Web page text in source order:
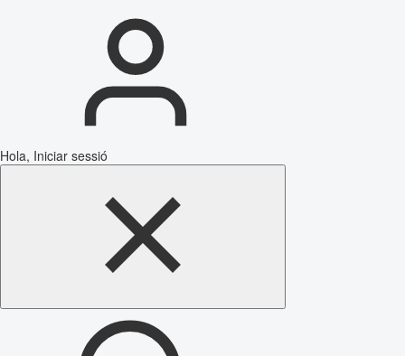
Hola, Iniciar sessió